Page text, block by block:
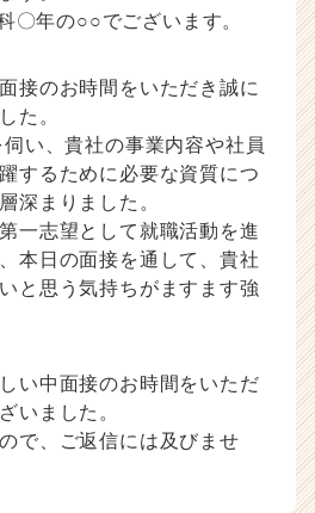
〇年の○○でございます。
接のお時間をいただき誠に
た。
い、貴社の事業内容や社員
するために必要な資質につ
深まりました。
一志望として就職活動を進
本日の面接を通して、貴社
と思う気持ちがますます強
い中面接のお時間をいただ
いました。
で、ご返信には及びませ